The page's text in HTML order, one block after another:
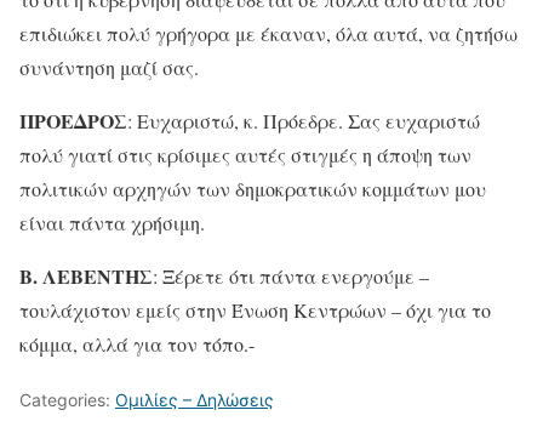
επιδιώκει πολύ γρήγορα με έκαναν, όλα αυτά, να ζητήσω
συνάντηση μαζί σας.
ΠΡΟΕΔΡΟΣ: Ευχαριστώ, κ. Πρόεδρε. Σας ευχαριστώ
πολύ γιατί στις κρίσιμες αυτές στιγμές η άποψη των
πολιτικών αρχηγών των δημοκρατικών κομμάτων μου
είναι πάντα χρήσιμη.
Β. ΛΕΒΕΝΤΗΣ: Ξέρετε ότι πάντα ενεργούμε –
τουλάχιστον εμείς στην Ένωση Κεντρώων – όχι για το
κόμμα, αλλά για τον τόπο.-
Categories: Ομιλίες – Δηλώσεις